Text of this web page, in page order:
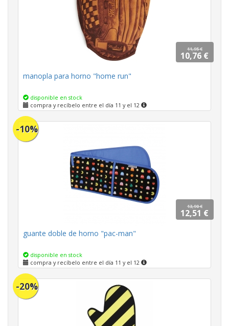
11,95 €
10,76 €
manopla para horno "home run"
disponible en stock
compra y recíbelo entre el día 11 y el 12
-10%
13,90 €
12,51 €
guante doble de horno "pac-man"
disponible en stock
compra y recíbelo entre el día 11 y el 12
-20%